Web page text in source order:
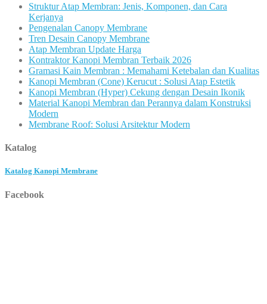
Struktur Atap Membran: Jenis, Komponen, dan Cara
Kerjanya
Pengenalan Canopy Membrane
Tren Desain Canopy Membrane
Atap Membran Update Harga
Kontraktor Kanopi Membran Terbaik 2026
Gramasi Kain Membran : Memahami Ketebalan dan Kualitas
Kanopi Membran (Cone) Kerucut : Solusi Atap Estetik
Kanopi Membran (Hyper) Cekung dengan Desain Ikonik
Material Kanopi Membran dan Perannya dalam Konstruksi
Modern
Membrane Roof: Solusi Arsitektur Modern
Katalog
Katalog Kanopi Membrane
Facebook